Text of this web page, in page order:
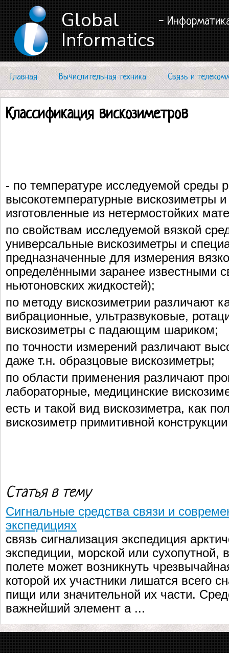
Global
Informatics
-
Главная Вычислительная техника Связь и
Классификация вискозиметров
- по температуре исследуемой среды
высокотемпературные вискозиметры
изготовленные из нетермостойких
по свойствам исследуемой вязкой
универсальные вискозиметры и
предназначенные для измерения
определёнными заранее известными
ньютоновских жидкостей);
по методу вискозиметрии различают
вибрационные, ультразвуковые,
вискозиметры с падающим шариком;
по точности измерений различают
даже т.н. образцовые вискозиметры;
по области применения различают
лабораторные, медицинские
есть и такой вид вискозиметра, как
вискозиметр примитивной
Статья в тему
Сигнальные средства связи и
экспедициях
связь сигнализация экспедиция
экспедиции, морской или
полете может возникнуть
которой их участники лишатся всего
пищи или значительной их части.
важнейший элемент а ...